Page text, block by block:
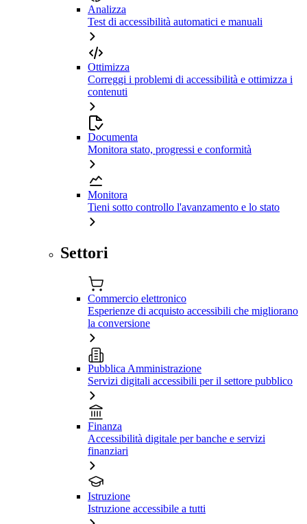
Analizza
Test di accessibilità automatici e manuali
Ottimizza
Correggi i problemi di accessibilità e ottimizza i
contenuti
Documenta
Monitora stato, progressi e conformità
Monitora
Tieni sotto controllo l'avanzamento e lo stato
Settori
Commercio elettronico
Esperienze di acquisto accessibili che migliorano
la conversione
Pubblica Amministrazione
Servizi digitali accessibili per il settore pubblico
Finanza
Accessibilità digitale per banche e servizi
finanziari
Istruzione
Istruzione accessibile a tutti